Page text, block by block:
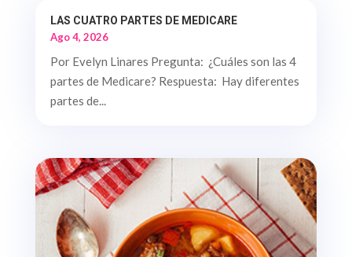
LAS CUATRO PARTES DE MEDICARE
Ago 4, 2026
Por Evelyn Linares Pregunta: ¿Cuáles son las 4
partes de Medicare? Respuesta: Hay diferentes
partes de...